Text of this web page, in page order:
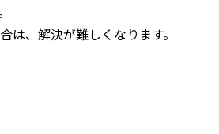
、解決が難しくなります。